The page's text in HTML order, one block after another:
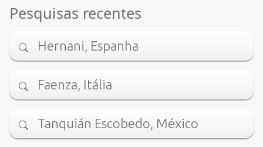
Pesquisas recentes
Hernani, Espanha
Faenza, Itália
Tanquián Escobedo, México